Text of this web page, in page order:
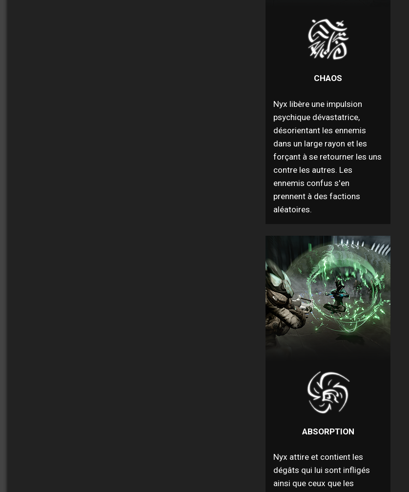
CHAOS
Nyx libère une impulsion
psychique dévastatrice,
désorientant les ennemis
dans un large rayon et les
forçant à se retourner les uns
contre les autres. Les
ennemis confus s'en
prennent à des factions
aléatoires.
ABSORPTION
Nyx attire et contient les
dégâts qui lui sont infligés
ainsi que ceux que les